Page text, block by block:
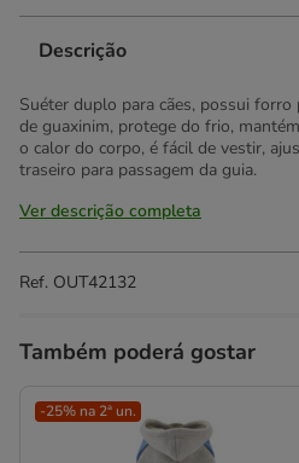
Descrição
Suéter duplo para cães, possui
de guaxinim, protege do frio,
o calor do corpo, é fácil de vestir,
traseiro para passagem da guia.
Ver descrição completa
Ref. OUT42132
Também poderá gostar
-25% na 2ª un.